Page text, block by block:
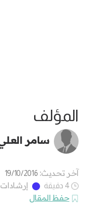
المؤلف
سامر
آخر تحديث: 19/10/2016
4 دقيقة
حفظ المقال